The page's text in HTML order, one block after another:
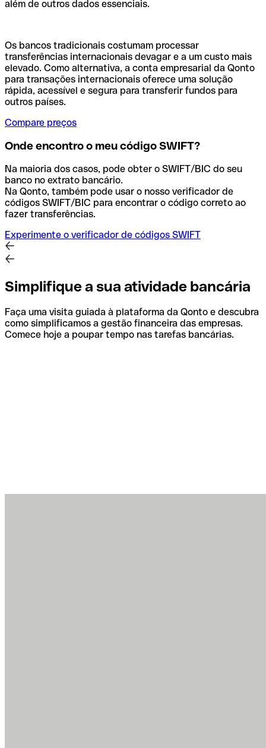
além de outros dados essenciais.
Os bancos tradicionais costumam processar
transferências internacionais devagar e a um custo mais
elevado. Como alternativa, a conta empresarial da Qonto
para transações internacionais oferece uma solução
rápida, acessível e segura para transferir fundos para
outros países.
Compare preços
Onde encontro o meu código SWIFT?
Na maioria dos casos, pode obter o SWIFT/BIC do seu
banco no extrato bancário.
Na Qonto, também pode usar o nosso verificador de
códigos SWIFT/BIC para encontrar o código correto ao
fazer transferências.
Experimente o verificador de códigos SWIFT
Simplifique a sua atividade bancária
Faça uma visita guiada à plataforma da Qonto e descubra
como simplificamos a gestão financeira das empresas.
Comece hoje a poupar tempo nas tarefas bancárias.